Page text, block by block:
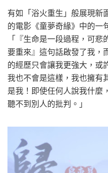
有如「浴火重生」般展現新
的電影《童夢奇緣》中的一
「『生命是一段過程，可
要重來』這句話啟發了我，
的經歷只會讓我更強大，或
我也不會是這樣，我也擁有
是我！即使任何人說我什麼
聽不到別人的批判。」